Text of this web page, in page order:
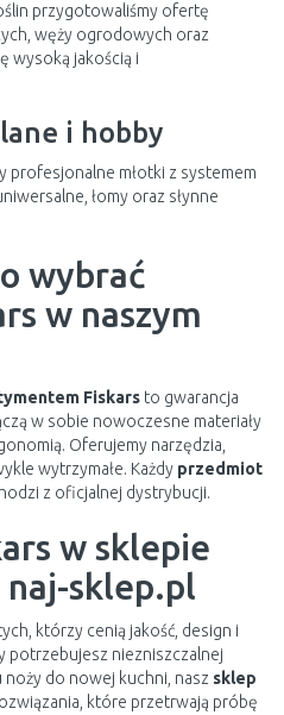
przygotowaliśmy ofertę
węży ogrodowych oraz
wysoką jakością i
i hobby
młotki z systemem
łomy oraz słynne
wybrać
w naszym
Fiskars to gwarancja
w sobie nowoczesne materiały
Oferujemy narzędzia,
wytrzymałe. Każdy przedmiot
z oficjalnej dystrybucji.
w sklepie
sklep.pl
którzy cenią jakość, design i
potrzebujesz niezniszczalnej
noży do nowej kuchni, nasz sklep
które przetrwają próbę